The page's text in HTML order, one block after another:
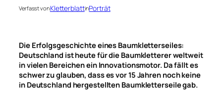
Verfasst vonKletterblattinPorträt
Die Erfolgsgeschichte eines Baumkletterseiles:
Deutschland ist heute für die Baumkletterer weltweit
in vielen Bereichen ein Innovationsmotor. Da fällt es
schwer zu glauben, dass es vor 15 Jahren noch keine
in Deutschland hergestellten Baumkletterseile gab.